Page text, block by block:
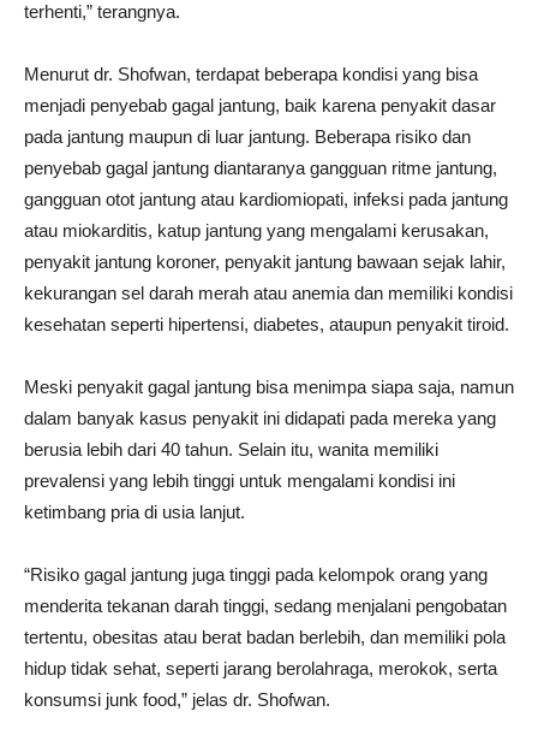
terhenti,” terangnya.
Menurut dr. Shofwan, terdapat beberapa kondisi yang bisa
menjadi penyebab gagal jantung, baik karena penyakit dasar
pada jantung maupun di luar jantung. Beberapa risiko dan
penyebab gagal jantung diantaranya gangguan ritme jantung,
gangguan otot jantung atau kardiomiopati, infeksi pada jantung
atau miokarditis, katup jantung yang mengalami kerusakan,
penyakit jantung koroner, penyakit jantung bawaan sejak lahir,
kekurangan sel darah merah atau anemia dan memiliki kondisi
kesehatan seperti hipertensi, diabetes, ataupun penyakit tiroid.
Meski penyakit gagal jantung bisa menimpa siapa saja, namun
dalam banyak kasus penyakit ini didapati pada mereka yang
berusia lebih dari 40 tahun. Selain itu, wanita memiliki
prevalensi yang lebih tinggi untuk mengalami kondisi ini
ketimbang pria di usia lanjut.
“Risiko gagal jantung juga tinggi pada kelompok orang yang
menderita tekanan darah tinggi, sedang menjalani pengobatan
tertentu, obesitas atau berat badan berlebih, dan memiliki pola
hidup tidak sehat, seperti jarang berolahraga, merokok, serta
konsumsi junk food,” jelas dr. Shofwan.